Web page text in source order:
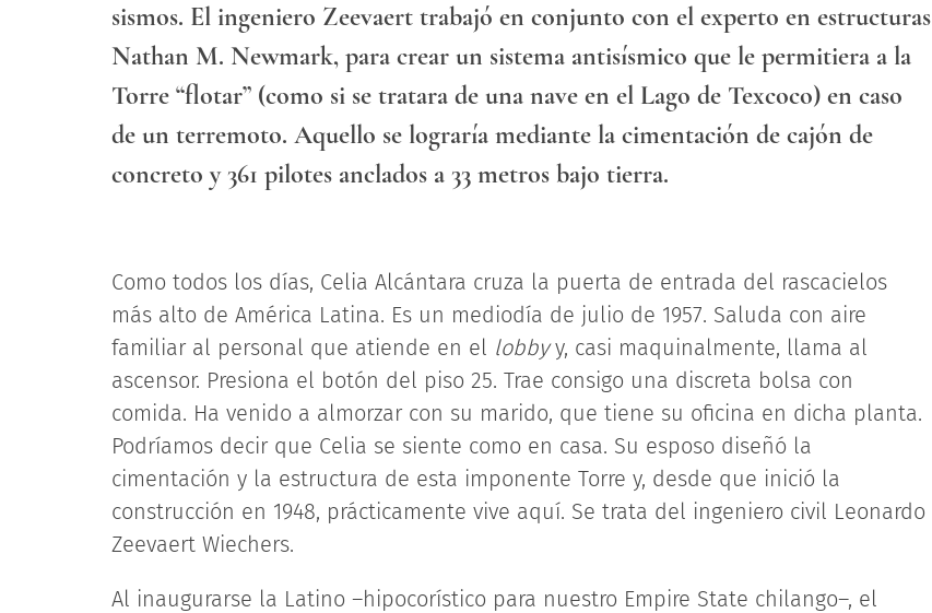
sismos. El ingeniero Zeevaert trabajó en conjunto con el experto en estructuras
Nathan M. Newmark, para crear un sistema antisísmico que le permitiera a la
Torre “flotar” (como si se tratara de una nave en el Lago de Texcoco) en caso
de un terremoto. Aquello se lograría mediante la cimentación de cajón de
concreto y 361 pilotes anclados a 33 metros bajo tierra.
Como todos los días, Celia Alcántara cruza la puerta de entrada del rascacielos
más alto de América Latina. Es un mediodía de julio de 1957. Saluda con aire
familiar al personal que atiende en el lobbyy, casi maquinalmente, llama al
ascensor. Presiona el botón del piso 25. Trae consigo una discreta bolsa con
comida. Ha venido a almorzar con su marido, que tiene su oficina en dicha planta.
Podríamos decir que Celia se siente como en casa. Su esposo diseñó la
cimentación y la estructura de esta imponente Torre y, desde que inició la
construcción en 1948, prácticamente vive aquí. Se trata del ingeniero civil Leonardo
Zeevaert Wiechers.
Al inaugurarse la Latino –hipocorístico para nuestro Empire State chilango–, el